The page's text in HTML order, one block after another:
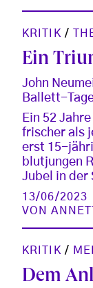
KRITIK /
Ein
John
Ballett-
Ein 52
frischer als
erst 15-
blutjungen
Jubel in der
13/06/2023
VON
KRITIK /
Dem